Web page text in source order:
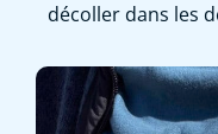
décoller dans les